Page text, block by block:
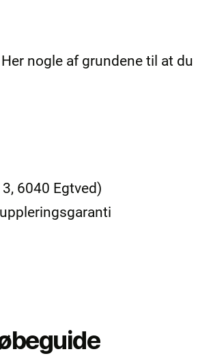
nogle af grundene til at du
6040 Egtved)